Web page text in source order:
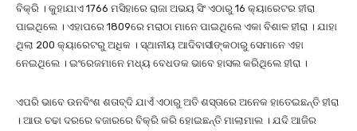
ବିକ୍ରି । କୁହାଯାଏ 1766 ମସିହାରେ ରାଜା ଅଭୟ ସିଂ ଏଠାରୁ 16 କ୍ୟାରେଟର ହୀରା
ପାଇଥିଲେ । ଏହାପରେ 1809ରେ ମରାଠା ମାନେ ପାଇଥିଲେ ଏକା ବିଶାଳ ହୀରା । ଯାହା
ଥିଲା 200 କ୍ୟାରେଟରୁ ଅଧିକ । ସ୍ଥାନୀୟ ଆଦିବାସୀଙ୍କଠାରୁ ସେମାନେ ଏହା
ନେଇଥିଲେ । ଇଂରେଜମାନେ ମଧ୍ୟ ବେଧଡକ ଭାବେ ହାସଲ କରିଥିଲେ ହୀରା ।
ଏପରି ଭାବେ ଉନବିଂଶ ଶତାବ୍ଦି ଯାଏଁ ଏଠାରୁ ଅତି ଶସ୍ତାରେ ଅନେକ ହାତେଇଛନ୍ତି ହୀରା
। ଆଉ ଚଢା ଦରରେ ବଜାରରେ ବିକ୍ରି କରି ହୋଇଛନ୍ତି ମାଲାମାଲ । ଯଦି ଆଜିର